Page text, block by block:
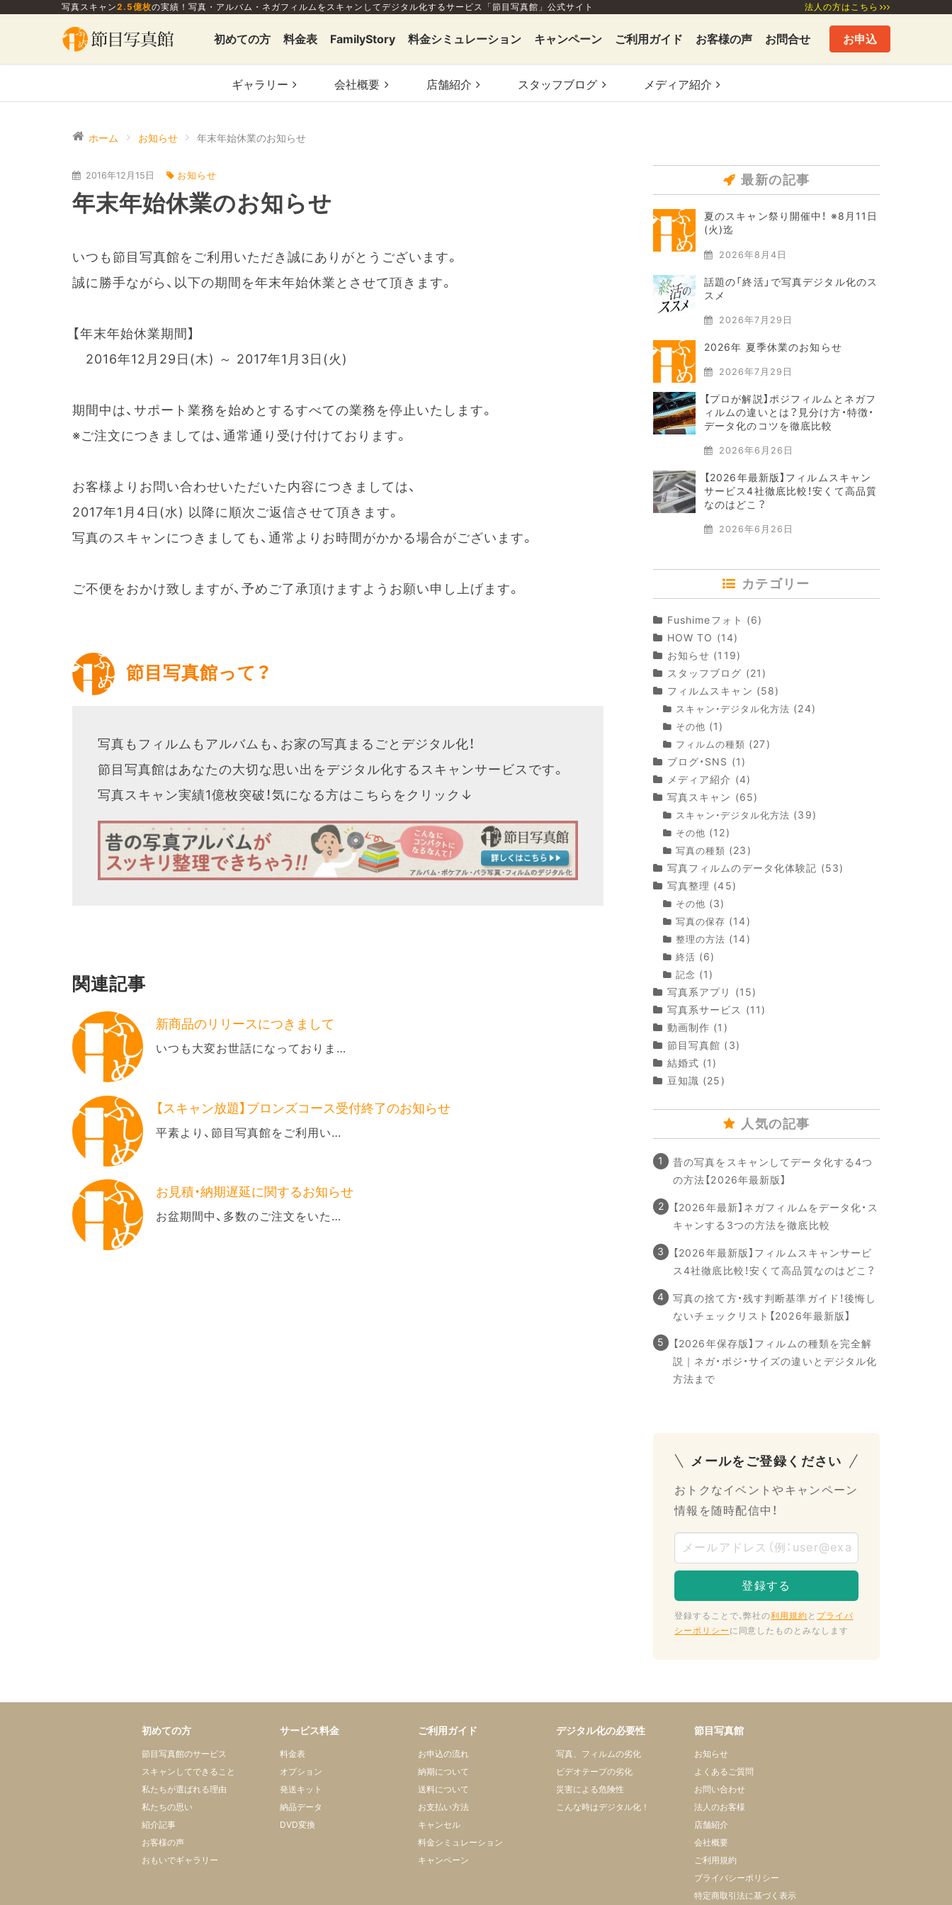
写真スキャン2.5億枚の実績！写真・アルバム・ネガフィルムをスキャンしてデジタル化するサービス「節目写真館」公式サイト 法人の方はこちら
初めての方 料金表 FamilyStory 料金シミュレーション キャンペーン ご利用ガイド お客様の声 お問合せ お申込
ギャラリー 会社概要 店舗紹介 スタッフブログ メディア紹介
ホーム お知らせ 年末年始休業のお知らせ
2016年12月15日 お知らせ
年末年始休業のお知らせ
いつも節目写真館をご利用いただき誠にありがとうございます。
誠に勝手ながら、以下の期間を年末年始休業とさせて頂きます。
【年末年始休業期間】
2016年12月29日(木) ～ 2017年1月3日(火)
期間中は、サポート業務を始めとするすべての業務を停止いたします。
※ご注文につきましては、通常通り受け付けております。
お客様よりお問い合わせいただいた内容につきましては、
2017年1月4日(水) 以降に順次ご返信させて頂きます。
写真のスキャンにつきましても、通常よりお時間がかかる場合がございます。
ご不便をおかけ致しますが、予めご了承頂けますようお願い申し上げます。
節目写真館って？
写真もフィルムもアルバムも、お家の写真まるごとデジタル化！
節目写真館はあなたの大切な思い出をデジタル化するスキャンサービスです。
写真スキャン実績1億枚突破！気になる方はこちらをクリック↓
関連記事
新商品のリリースにつきまして
いつも大変お世話になっておりま…
【スキャン放題】ブロンズコース受付終了のお知らせ
平素より、節目写真館をご利用い…
お見積・納期遅延に関するお知らせ
お盆期間中、多数のご注文をいた…
最新の記事
夏のスキャン祭り開催中！ ※8月11日
(火)迄
2026年8月4日
話題の「終活」で写真デジタル化のス
スメ
2026年7月29日
2026年 夏季休業のお知らせ
2026年7月29日
【プロが解説】ポジフィルムとネガフ
ィルムの違いとは？見分け方・特徴・
データ化のコツを徹底比較
2026年6月26日
【2026年最新版】フィルムスキャン
サービス4社徹底比較！安くて高品質
なのはどこ？
2026年6月26日
カテゴリー
Fushimeフォト (6)
HOW TO (14)
お知らせ (119)
スタッフブログ (21)
フィルムスキャン (58)
スキャン・デジタル化方法 (24)
その他 (1)
フィルムの種類 (27)
ブログ・SNS (1)
メディア紹介 (4)
写真スキャン (65)
スキャン・デジタル化方法 (39)
その他 (12)
写真の種類 (23)
写真フィルムのデータ化体験記 (53)
写真整理 (45)
その他 (3)
写真の保存 (14)
整理の方法 (14)
終活 (6)
記念 (1)
写真系アプリ
(15)
写真系サービス (11)
動画制作 (1)
節目写真館 (3)
結婚式 (1)
豆知識 (25)
人気の記事
昔の写真をスキャンしてデータ化する4つ
の方法【2026年最新版】
【2026年最新】ネガフィルムをデータ化・ス
キャンする3つの方法を徹底比較
【2026年最新版】フィルムスキャンサービ
ス4社徹底比較！安くて高品質なのはどこ？
写真の捨て方・残す判断基準ガイド！後悔し
ないチェックリスト【2026年最新版】
【2026年保存版】フィルムの種類を完全解
説｜ネガ・ポジ・サイズの違いとデジタル化
方法まで
メールをご登録ください
おトクなイベントやキャンペーン
情報を随時配信中！
登録することで、弊社の利用規約 と プライバ
シーポリシー に同意したものとみなします
初めての方
節目写真館のサービス
スキャンしてできること
私たちが選ばれる理由
私たちの思い
紹介記事
お客様の声
おもいでギャラリー
サービス料金
料金表
オプション
発送キット
納品データ
DVD変換
ご利用ガイド
お申込の流れ
納期について
送料について
お支払い方法
キャンセル
料金シミュレーション
キャンペーン
デジタル化の必要性
写真、フィルムの劣化
ビデオテープの劣化
災害による危険性
こんな時はデジタル化！
節目写真館
お知らせ
よくあるご質問
お問い合わせ
法人のお客様
店舗紹介
会社概要
ご利用規約
プライバシーポリシー
特定商取引法に基づく表示